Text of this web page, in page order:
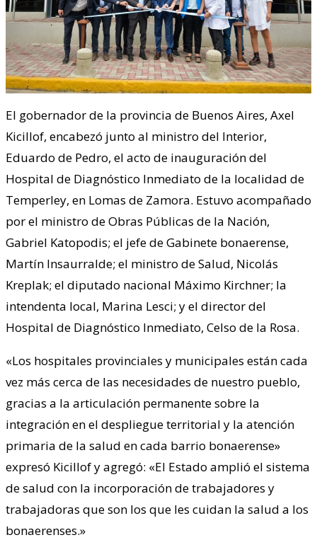
El gobernador de la provincia de Buenos Aires, Axel
Kicillof, encabezó junto al ministro del Interior,
Eduardo de Pedro, el acto de inauguración del
Hospital de Diagnóstico Inmediato de la localidad de
Temperley, en Lomas de Zamora. Estuvo acompañado
por el ministro de Obras Públicas de la Nación,
Gabriel Katopodis; el jefe de Gabinete bonaerense,
Martín Insaurralde; el ministro de Salud, Nicolás
Kreplak; el diputado nacional Máximo Kirchner; la
intendenta local, Marina Lesci; y el director del
Hospital de Diagnóstico Inmediato, Celso de la Rosa.
«Los hospitales provinciales y municipales están cada
vez más cerca de las necesidades de nuestro pueblo,
gracias a la articulación permanente sobre la
integración en el despliegue territorial y la atención
primaria de la salud en cada barrio bonaerense»
expresó Kicillof y agregó: «El Estado amplió el sistema
de salud con la incorporación de trabajadores y
trabajadoras que son los que les cuidan la salud a los
bonaerenses.»